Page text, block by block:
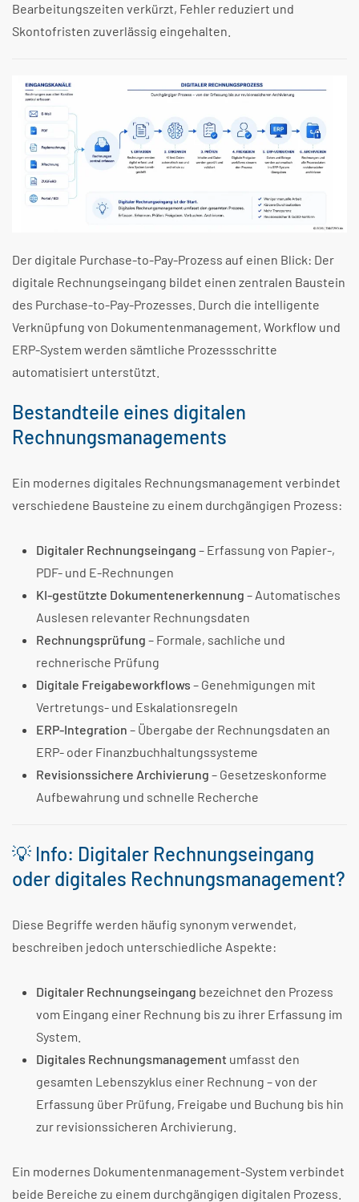
Bearbeitungszeiten verkürzt, Fehler reduziert und
Skontofristen zuverlässig eingehalten.
Der digitale Purchase-to-Pay-Prozess auf einen Blick: Der
digitale Rechnungseingang bildet einen zentralen Baustein
des Purchase-to-Pay-Prozesses. Durch die intelligente
Verknüpfung von Dokumentenmanagement, Workflow und
ERP-System werden sämtliche Prozessschritte
automatisiert unterstützt.
Bestandteile eines digitalen
Rechnungsmanagements
Ein modernes digitales Rechnungsmanagement verbindet
verschiedene Bausteine zu einem durchgängigen Prozess:
Digitaler Rechnungseingang – Erfassung von Papier-,
PDF- und E-Rechnungen
KI-gestützte Dokumentenerkennung – Automatisches
Auslesen relevanter Rechnungsdaten
Rechnungsprüfung – Formale, sachliche und
rechnerische Prüfung
Digitale Freigabeworkflows – Genehmigungen mit
Vertretungs- und Eskalationsregeln
ERP-Integration – Übergabe der Rechnungsdaten an
ERP- oder Finanzbuchhaltungssysteme
Revisionssichere Archivierung – Gesetzeskonforme
Aufbewahrung und schnelle Recherche
💡 Info: Digitaler Rechnungseingang
oder digitales Rechnungsmanagement?
Diese Begriffe werden häufig synonym verwendet,
beschreiben jedoch unterschiedliche Aspekte:
Digitaler Rechnungseingang bezeichnet den Prozess
vom Eingang einer Rechnung bis zu ihrer Erfassung im
System.
Digitales Rechnungsmanagement umfasst den
gesamten Lebenszyklus einer Rechnung – von der
Erfassung über Prüfung, Freigabe und Buchung bis hin
zur revisionssicheren Archivierung.
Ein modernes Dokumentenmanagement-System verbindet
beide Bereiche zu einem durchgängigen digitalen Prozess.